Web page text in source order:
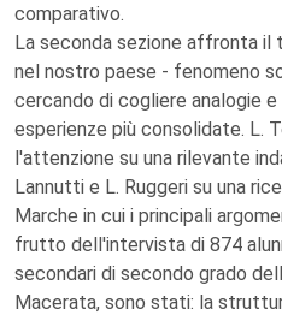
comparativo.
La seconda sezione affronta il
nel nostro paese - fenomeno
cercando di cogliere analogie
esperienze più consolidate. L.
l'attenzione su una rilevante
Lannutti e L. Ruggeri su una
Marche in cui i principali
frutto dell'intervista di 874
secondari di secondo grado
Macerata, sono stati: la